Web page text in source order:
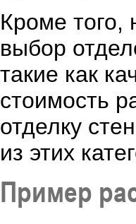
Кроме того,
выбор
такие как
стоимость
отделку
из этих
Пример